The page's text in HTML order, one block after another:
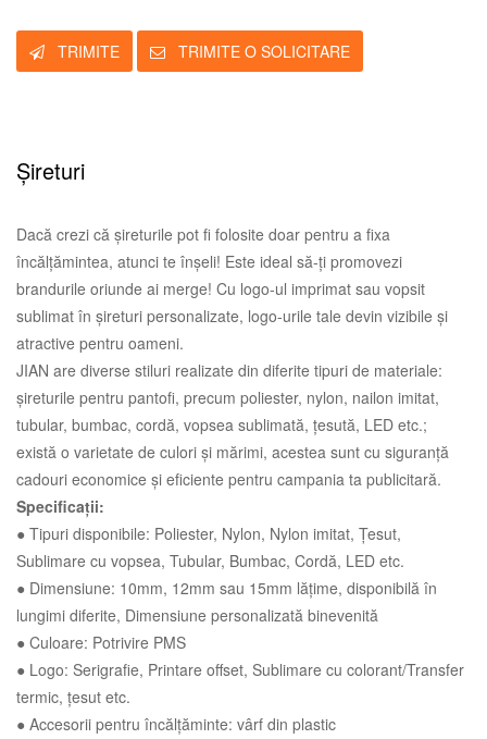
TRIMITE TRIMITE O SOLICITARE
Șireturi
Dacă crezi că șireturile pot fi folosite doar pentru a fixa
încălțămintea, atunci te înșeli! Este ideal să-ți promovezi
brandurile oriunde ai merge! Cu logo-ul imprimat sau vopsit
sublimat în șireturi personalizate, logo-urile tale devin vizibile și
atractive pentru oameni.
JIAN are diverse stiluri realizate din diferite tipuri de materiale:
șireturile pentru pantofi, precum poliester, nylon, nailon imitat,
tubular, bumbac, cordă, vopsea sublimată, țesută, LED etc.;
există o varietate de culori și mărimi, acestea sunt cu siguranță
cadouri economice și eficiente pentru campania ta publicitară.
Specificații:
● Tipuri disponibile: Poliester, Nylon, Nylon imitat, Țesut,
Sublimare cu vopsea, Tubular, Bumbac, Cordă, LED etc.
● Dimensiune: 10mm, 12mm sau 15mm lățime, disponibilă în
lungimi diferite, Dimensiune personalizată binevenită
● Culoare: Potrivire PMS
● Logo: Serigrafie, Printare offset, Sublimare cu colorant/Transfer
termic, țesut etc.
● Accesorii pentru încălțăminte: vârf din plastic